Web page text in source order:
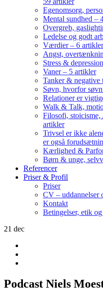
Egenomsorg,
Mental sundhed –
Overgreb,
Ledelse og godt
Værdier – 6 artikler
Angst,
Stress &
Vaner – 5 artikler
Tanker & negative
Søvn, hvorfor
Relationer er
Walk & Talk,
Filosofi,
artikler
Trivsel er ikke
er også
Kærlighed &
Børn & unge,
Referencer
Priser & Profil
Priser
CV – uddannelser
Kontakt
Betingelser, etik
21 dec
Podcast Niels